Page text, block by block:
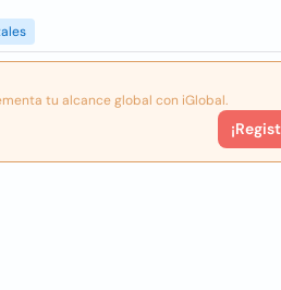
tu alcance global con iGlobal.